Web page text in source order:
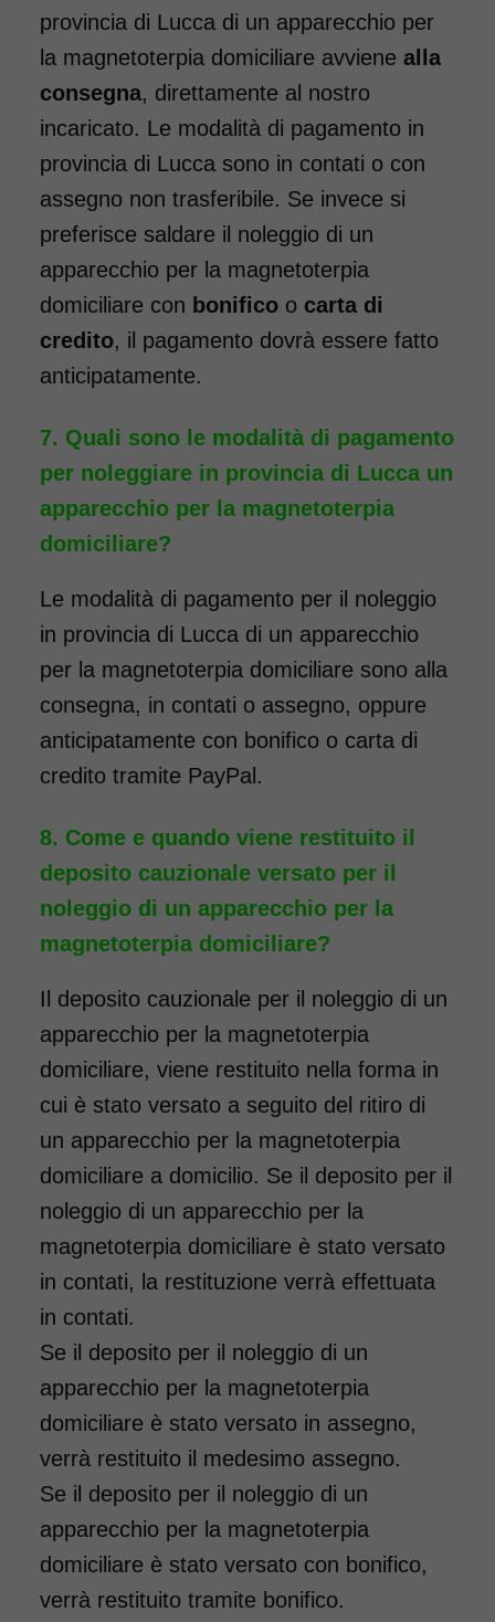
provincia di Lucca di un apparecchio per
la magnetoterpia domiciliare avviene alla
consegna, direttamente al nostro
incaricato. Le modalità di pagamento in
provincia di Lucca sono in contati o con
assegno non trasferibile. Se invece si
preferisce saldare il noleggio di un
apparecchio per la magnetoterpia
domiciliare con bonifico o carta di
credito, il pagamento dovrà essere fatto
anticipatamente.
Quali sono le modalità di pagamento
per noleggiare in provincia di Lucca un
apparecchio per la magnetoterpia
domiciliare?
Le modalità di pagamento per il noleggio
in provincia di Lucca di un apparecchio
per la magnetoterpia domiciliare sono alla
consegna, in contati o assegno, oppure
anticipatamente con bonifico o carta di
credito tramite PayPal.
Come e quando viene restituito il
deposito cauzionale versato per il
noleggio di un apparecchio per la
magnetoterpia domiciliare?
Il deposito cauzionale per il noleggio di un
apparecchio per la magnetoterpia
domiciliare, viene restituito nella forma in
cui è stato versato a seguito del ritiro di
un apparecchio per la magnetoterpia
domiciliare a domicilio. Se il deposito per il
noleggio di un apparecchio per la
magnetoterpia domiciliare è stato versato
in contati, la restituzione verrà effettuata
in contati.
Se il deposito per il noleggio di un
apparecchio per la magnetoterpia
domiciliare è stato versato in assegno,
verrà restituito il medesimo assegno.
Se il deposito per il noleggio di un
apparecchio per la magnetoterpia
domiciliare è stato versato con bonifico,
verrà restituito tramite bonifico.